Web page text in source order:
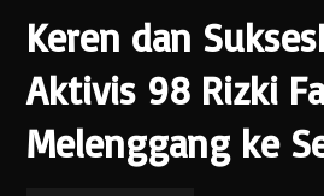
Keren dan
Aktivis 98 Rizki
Melenggang ke